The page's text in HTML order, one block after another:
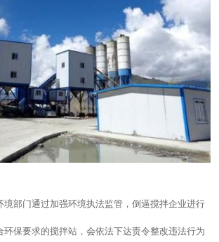
境部门通过加强环境执法监管，倒逼搅拌企业进行
环保要求的搅拌站，会依法下达责令整改违法行为